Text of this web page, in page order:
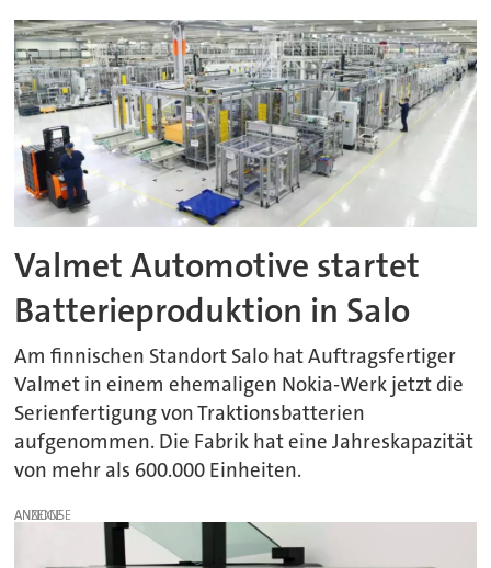
Valmet Automotive startet
Batterieproduktion in Salo
Am finnischen Standort Salo hat Auftragsfertiger
Valmet in einem ehemaligen Nokia-Werk jetzt die
Serienfertigung von Traktionsbatterien
aufgenommen. Die Fabrik hat eine Jahreskapazität
von mehr als 600.000 Einheiten.
ANZEIGE